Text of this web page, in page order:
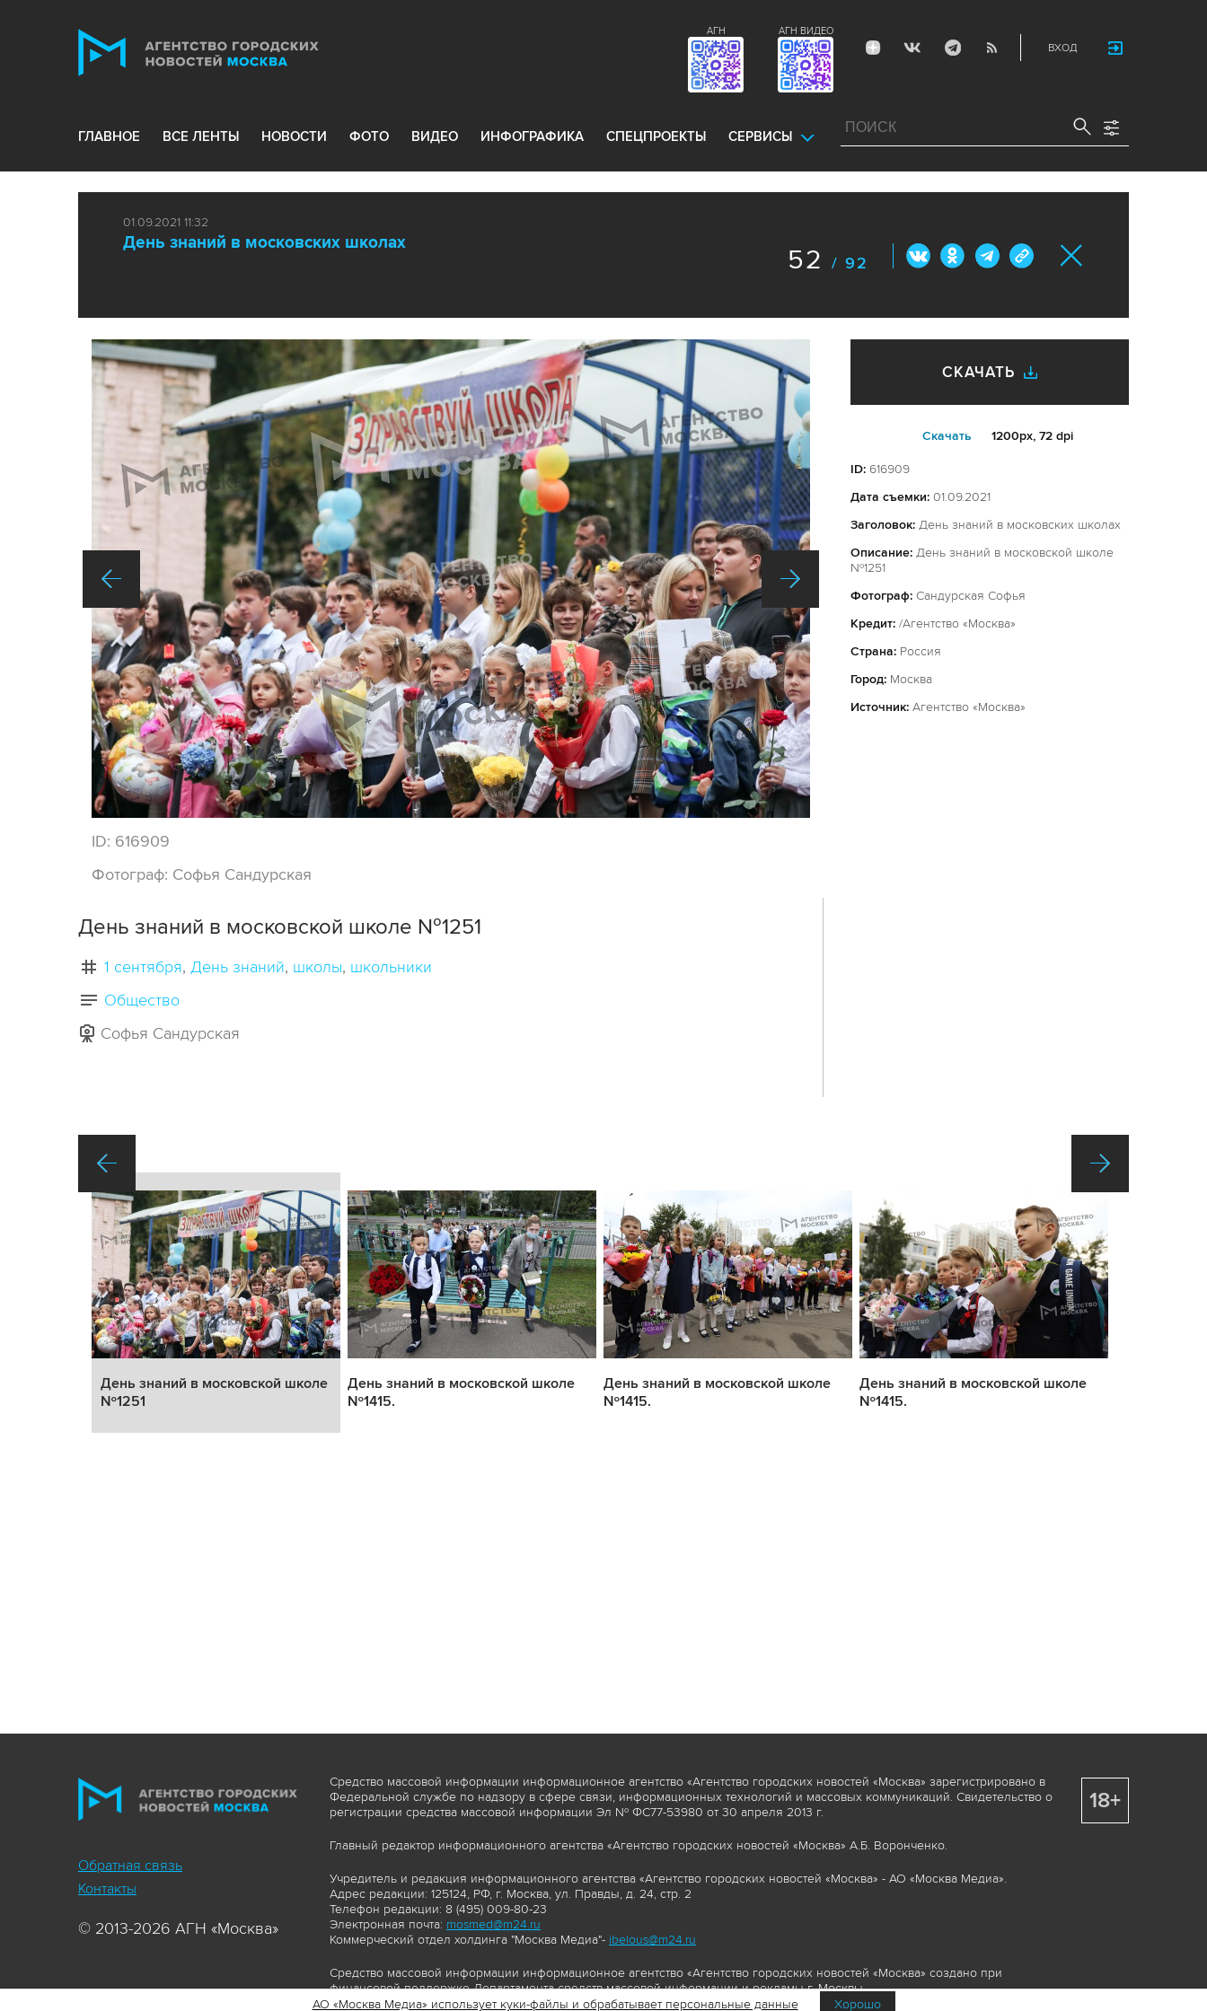
ВХОД
АГН ВИДЕО
АГН
ГЛАВНОЕ ВСЕ ЛЕНТЫ НОВОСТИ ФОТО ВИДЕО ИНФОГРАФИКА СПЕЦПРОЕКТЫ СЕРВИСЫ
01.09.2021 11:32
День знаний в московских школах
52 / 92
ID: 616909
Фотограф: Софья Сандурская
СКАЧАТЬ
Cкачать 1200px, 72 dpi
ID: 616909
Дата съемки: 01.09.2021
Заголовок: День знаний в московских школах
Описание: День знаний в московской школе
№1251
Фотограф: Сандурская Софья
Кредит: /Агентство «Москва»
Страна: Россия
Город: Москва
Источник: Агентство «Москва»
День знаний в московской школе №1251
1 сентября День знаний школы школьники
Общество
Софья Сандурская
День знаний в московской школе
№1251
День знаний в московской школе
№1415.
День знаний в московской школе
№1415.
День знаний в московской школе
№1415.
Обратная связь
Контакты
© 2013-2026 АГН «Москва»
Средство массовой информации информационное агентство «Агентство городских новостей «Москва» зарегистрировано в
Федеральной службе по надзору в сфере связи, информационных технологий и массовых коммуникаций. Свидетельство о
регистрации средства массовой информации Эл № ФС77-53980 от 30 апреля 2013 г.
Главный редактор информационного агентства «Агентство городских новостей «Москва» А.Б. Воронченко.
Учредитель и редакция информационного агентства «Агентство городских новостей «Москва» - АО «Москва Медиа».
Адрес редакции: 125124, РФ, г. Москва, ул. Правды, д. 24, стр. 2
Телефон редакции: 8 (495) 009-80-23
Электронная почта: mosmed@m24.ru
Коммерческий отдел холдинга "Москва Медиа"- ibelous@m24.ru
Средство массовой информации информационное агентство «Агентство городских новостей «Москва» создано при
финансовой поддержке Департамента средств массовой информации и рекламы г. Москвы.
18+
АО «Москва Медиа» использует куки-файлы и обрабатывает персональные данные Хорошо